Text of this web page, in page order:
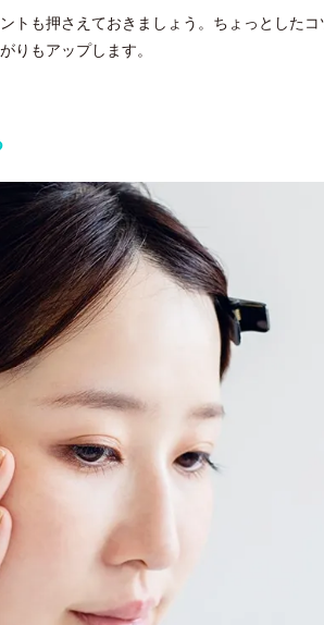
トも押さえておきましょう。ちょっとした
りもアップします。